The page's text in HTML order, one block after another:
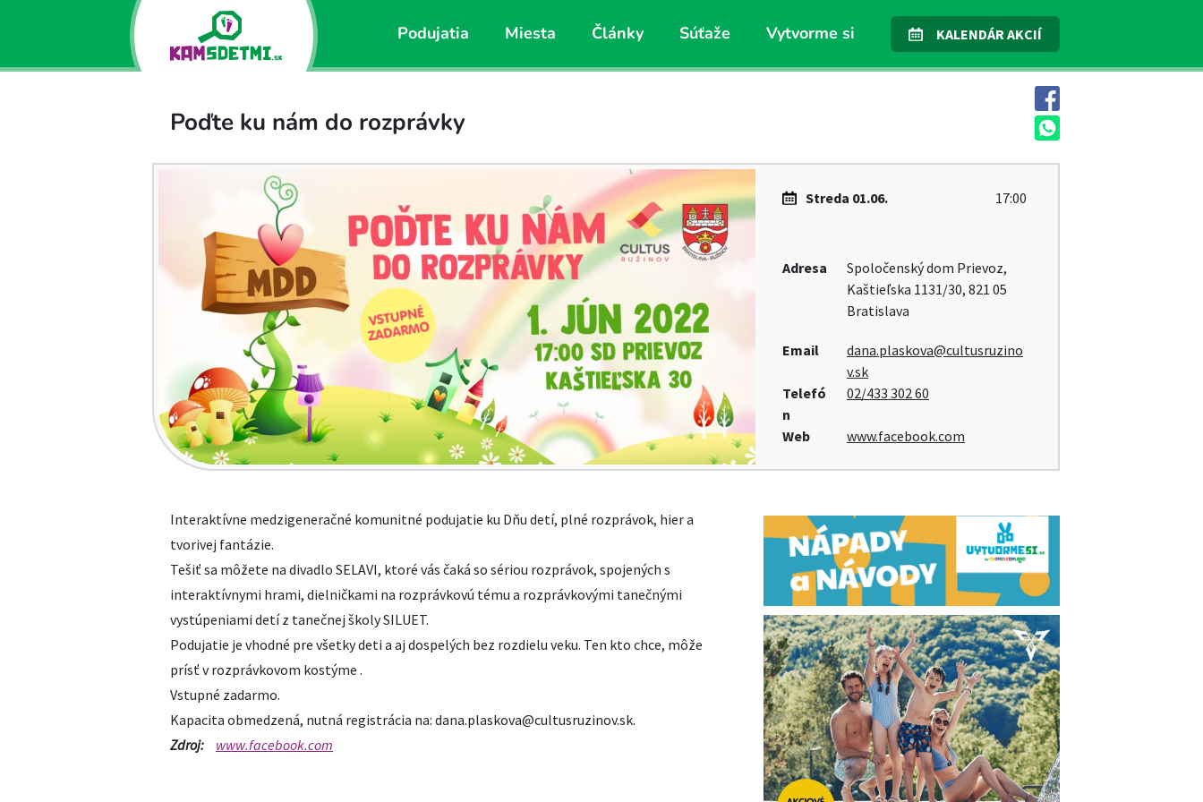
Podujatia Miesta Články Súťaže Vytvorme si KALENDÁR AKCIÍ
Poďte ku nám do rozprávky
Streda 01.06. 17:00
Adresa
Spoločenský dom Prievoz,
Kaštieľska 1131/30, 821 05
Bratislava
Email
dana.plaskova@cultusruzino
v.sk
Telefó
n
02/433 302 60
Web www.facebook.com
Interaktívne medzigeneračné komunitné podujatie ku Dňu detí, plné rozprávok, hier a
tvorivej fantázie.
Tešiť sa môžete na divadlo SELAVI, ktoré vás čaká so sériou rozprávok, spojených s
interaktívnymi hrami, dielničkami na rozprávkovú tému a rozprávkovými tanečnými
vystúpeniami detí z tanečnej školy SILUET.
Podujatie je vhodné pre všetky deti a aj dospelých bez rozdielu veku. Ten kto chce, môže
prísť v rozprávkovom kostýme .
Vstupné zadarmo.
Kapacita obmedzená, nutná registrácia na: dana.plaskova@cultusruzinov.sk.
Zdroj:
www.facebook.com